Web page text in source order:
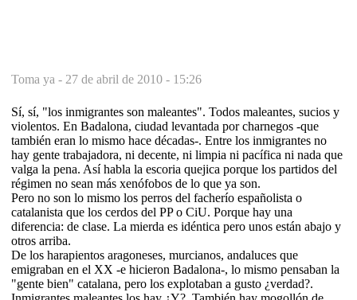
Toma ya - 27 de abril de 2010 - 15:26
Sí, sí, "los inmigrantes son maleantes". Todos maleantes, sucios y
violentos. En Badalona, ciudad levantada por charnegos -que
también eran lo mismo hace décadas-. Entre los inmigrantes no
hay gente trabajadora, ni decente, ni limpia ni pacífica ni nada que
valga la pena. Así habla la escoria quejica porque los partidos del
régimen no sean más xenófobos de lo que ya son.
Pero no son lo mismo los perros del facherío españolista o
catalanista que los cerdos del PP o CiU. Porque hay una
diferencia: de clase. La mierda es idéntica pero unos están abajo y
otros arriba.
De los harapientos aragoneses, murcianos, andaluces que
emigraban en el XX -e hicieron Badalona-, lo mismo pensaban la
"gente bien" catalana, pero los explotaban a gusto ¿verdad?.